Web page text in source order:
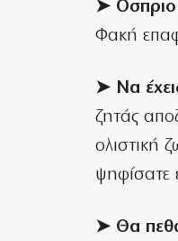
➤ Οσπριο
Φακή
➤ Να
ζητάς
ολιστική
ψηφίσατε
➤ Θα